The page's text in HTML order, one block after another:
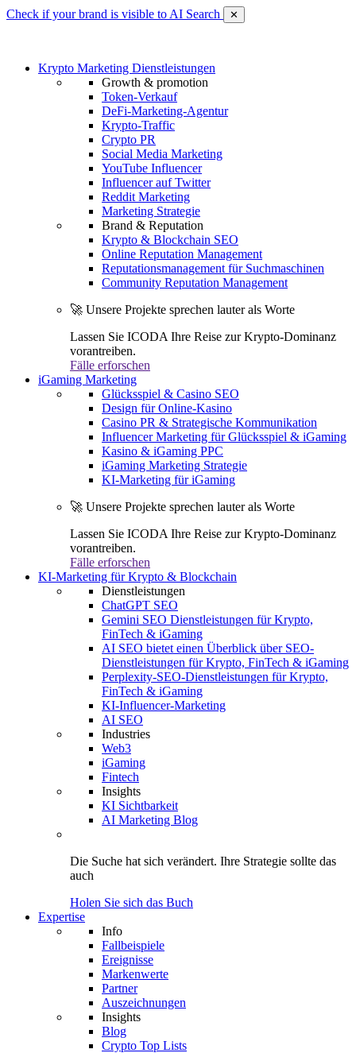
Check if your brand is visible to AI Search ✕
Krypto Marketing Dienstleistungen
Growth & promotion
Token-Verkauf
DeFi-Marketing-Agentur
Krypto-Traffic
Crypto PR
Social Media Marketing
YouTube Influencer
Influencer auf Twitter
Reddit Marketing
Marketing Strategie
Brand & Reputation
Krypto & Blockchain SEO
Online Reputation Management
Reputationsmanagement für Suchmaschinen
Community Reputation Management
🚀 Unsere Projekte sprechen lauter als Worte
Lassen Sie ICODA Ihre Reise zur Krypto-Dominanz
vorantreiben.
Fälle erforschen
iGaming Marketing
Glücksspiel & Casino SEO
Design für Online-Kasino
Casino PR & Strategische Kommunikation
Influencer Marketing für Glücksspiel & iGaming
Kasino & iGaming PPC
iGaming Marketing Strategie
KI-Marketing für iGaming
🚀 Unsere Projekte sprechen lauter als Worte
Lassen Sie ICODA Ihre Reise zur Krypto-Dominanz
vorantreiben.
Fälle erforschen
KI-Marketing für Krypto & Blockchain
Dienstleistungen
ChatGPT SEO
Gemini SEO Dienstleistungen für Krypto,
FinTech & iGaming
AI SEO bietet einen Überblick über SEO-
Dienstleistungen für Krypto, FinTech & iGaming
Perplexity-SEO-Dienstleistungen für Krypto,
FinTech & iGaming
KI-Influencer-Marketing
AI SEO
Industries
Web3
iGaming
Fintech
Insights
KI Sichtbarkeit
AI Marketing Blog
Die Suche hat sich verändert. Ihre Strategie sollte das
auch
Holen Sie sich das Buch
Expertise
Info
Fallbeispiele
Ereignisse
Markenwerte
Partner
Auszeichnungen
Insights
Blog
Crypto Top Lists